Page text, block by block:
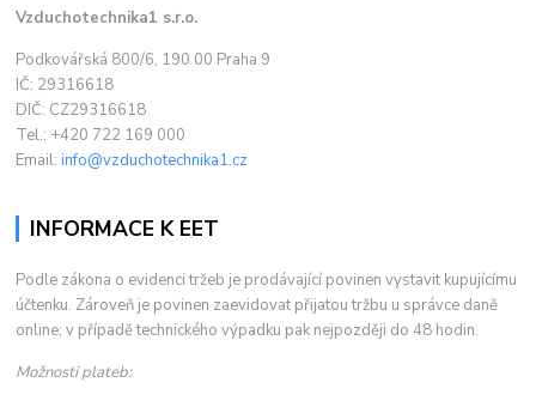
Vzduchotechnika1 s.r.o.
Podkovářská 800/6, 190 00 Praha 9
IČ: 29316618
DIČ: CZ29316618
Tel.: +420 722 169 000
Email:info@vzduchotechnika1.cz
INFORMACE K EET
Podle zákona o evidenci tržeb je prodávající povinen vystavit kupujícímu
účtenku. Zároveň je povinen zaevidovat přijatou tržbu u správce daně
online; v případě technického výpadku pak nejpozději do 48 hodin.
Možnosti plateb: